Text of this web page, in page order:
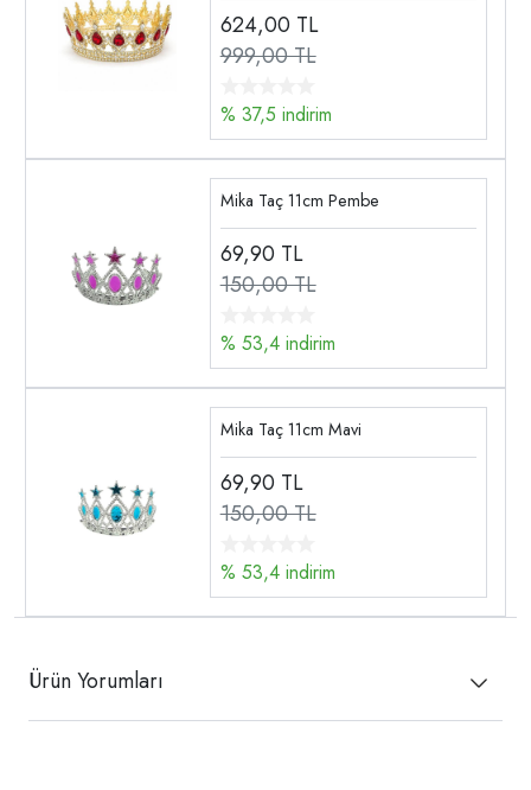
624,00 TL
999,00 TL
% 37,5 indirim
Mika Taç 11cm Pembe
69,90 TL
150,00 TL
% 53,4 indirim
Mika Taç 11cm Mavi
69,90 TL
150,00 TL
% 53,4 indirim
Ürün Yorumları